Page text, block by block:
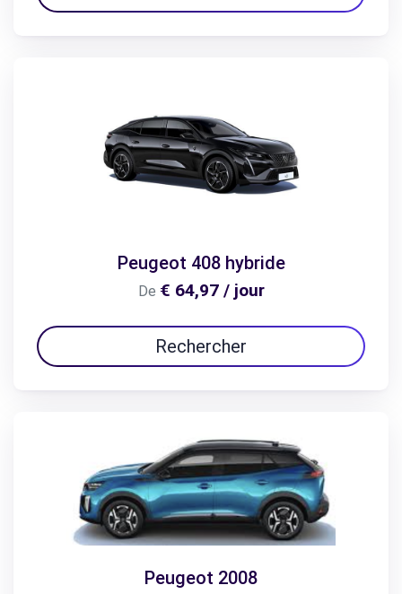
Peugeot 408 hybride
De € 64,97 / jour
Rechercher
Peugeot 2008